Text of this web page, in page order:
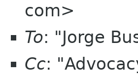
com>
To: "Jorge
Cc: